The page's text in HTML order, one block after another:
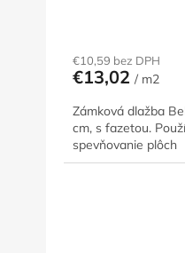
€10,59 bez DPH
€13,02 / m2
Zámková dlažba
cm, s fazetou.
spevňovanie plôch